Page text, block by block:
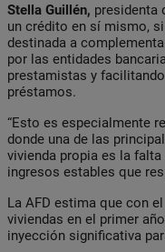
Stella Guillén, presidenta
un crédito en sí mismo,
destinada a
por las entidades
prestamistas y
préstamos.
“Esto es especialmente
donde una de las
vivienda propia es la
ingresos estables que
La AFD estima que con
viviendas en el primer
inyección significativa